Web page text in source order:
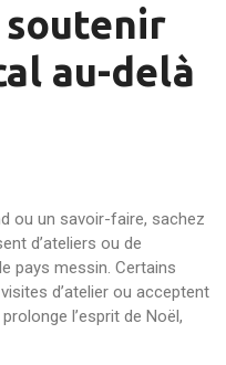
soutenir
au-delà
ou un savoir-faire, sachez
d’ateliers ou de
pays messin. Certains
d’atelier ou acceptent
l’esprit de Noël,